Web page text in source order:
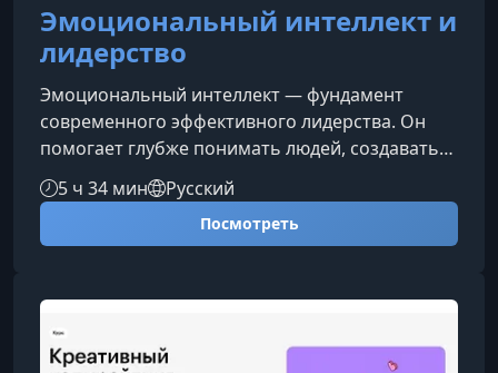
Эмоциональный интеллект и
лидерство
Эмоциональный интеллект — фундамент
современного эффективного лидерства. Он
помогает глубже понимать людей, создавать
атмосферу доверия, мотивировать команду и
уверенно управлять сложными ситуациями.
Этот курс позволит вам развить ключевые
навыки EQ и применять их в работе,
коллективом.Кому подойдёт курсПрограмма
создана для специалистов, стремящихся
развить уверенное и осознанное лидерство.
5 ч 34 мин Русский
Посмотреть